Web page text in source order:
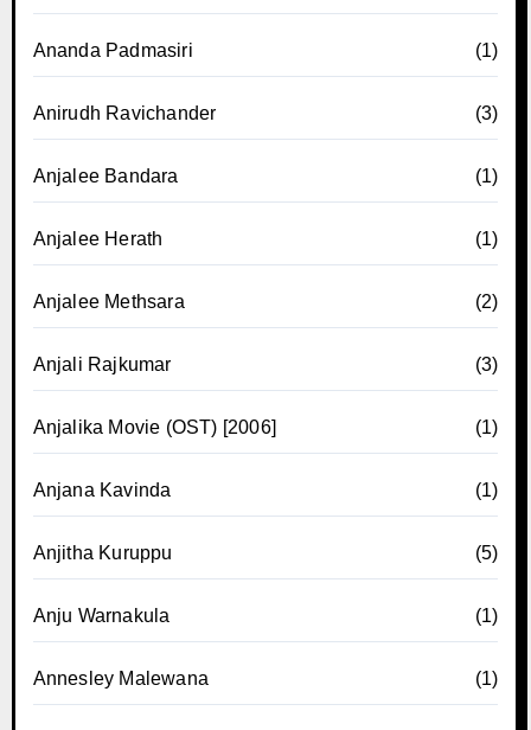
Ananda Padmasiri (1)
Anirudh Ravichander (3)
Anjalee Bandara (1)
Anjalee Herath (1)
Anjalee Methsara (2)
Anjali Rajkumar (3)
Anjalika Movie (OST) [2006] (1)
Anjana Kavinda (1)
Anjitha Kuruppu (5)
Anju Warnakula (1)
Annesley Malewana (1)